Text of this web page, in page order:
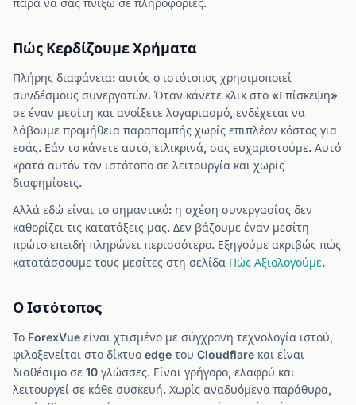
παρά να σας πνίξω σε πληροφορίες.
Πώς Κερδίζουμε Χρήματα
Πλήρης διαφάνεια: αυτός ο ιστότοπος χρησιμοποιεί
συνδέσμους συνεργατών. Όταν κάνετε κλικ στο «Επίσκεψη»
σε έναν μεσίτη και ανοίξετε λογαριασμό, ενδέχεται να
λάβουμε προμήθεια παραπομπής χωρίς επιπλέον κόστος για
εσάς. Εάν το κάνετε αυτό, ειλικρινά, σας ευχαριστούμε. Αυτό
κρατά αυτόν τον ιστότοπο σε λειτουργία και χωρίς
διαφημίσεις.
Αλλά εδώ είναι το σημαντικό: η σχέση συνεργασίας δεν
καθορίζει τις κατατάξεις μας. Δεν βάζουμε έναν μεσίτη
πρώτο επειδή πληρώνει περισσότερο. Εξηγούμε ακριβώς πώς
κατατάσσουμε τους μεσίτες στη σελίδα Πώς Αξιολογούμε.
Ο Ιστότοπος
Το ForexVue είναι χτισμένο με σύγχρονη τεχνολογία ιστού,
φιλοξενείται στο δίκτυο edge του Cloudflare και είναι
διαθέσιμο σε 10 γλώσσες. Είναι γρήγορο, ελαφρύ και
λειτουργεί σε κάθε συσκευή. Χωρίς αναδυόμενα παράθυρα,